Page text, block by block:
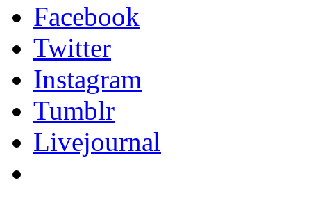
Facebook
Twitter
Instagram
Tumblr
Livejournal